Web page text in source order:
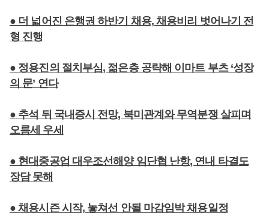
● 더 넓어진 은행권 하반기 채용, 채용비리 벗어나기 전
형 진행
● 정용진의 절치부심, 젊은층 공략해 이마트 부츠 ‘성장
의 문’ 연다
● 추석 뒤 국내증시 전망, 북미관계와 무역분쟁 살피며
오름세 우세
● 현대중공업 대우조선해양 임단협 난항, 연내 타결도
장담 못해
● 채용시즌 시작, 놓쳐선 안될 마감임박 채용일정